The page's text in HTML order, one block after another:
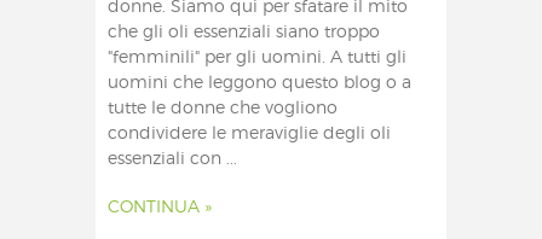
donne. Siamo qui per sfatare il mito
che gli oli essenziali siano troppo
"femminili" per gli uomini. A tutti gli
uomini che leggono questo blog o a
tutte le donne che vogliono
condividere le meraviglie degli oli
essenziali con ...
CONTINUA »